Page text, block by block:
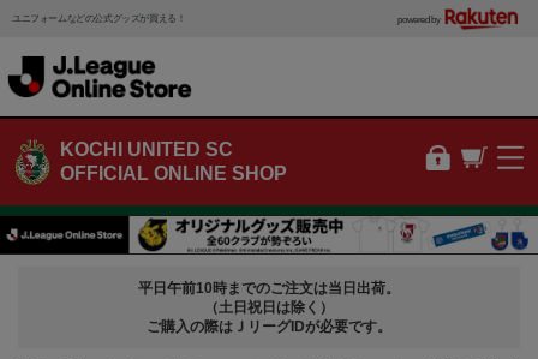
ユニフォームなどの公式グッズが買える！ powered by
KOCHI UNITED SC
OFFICIAL ONLINE SHOP
平日午前10時までのご注文は当日出荷。
（土日祝日は除く）
ご購入の際はＪリーグIDが必要です。